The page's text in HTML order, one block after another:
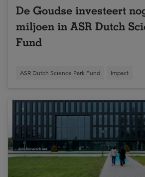
De Goudse investeert
miljoen in ASR Dutch
Fund
ASR Dutch Science Park Fund Impact